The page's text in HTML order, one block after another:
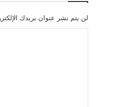
لن يتم نشر عنوان بريدك